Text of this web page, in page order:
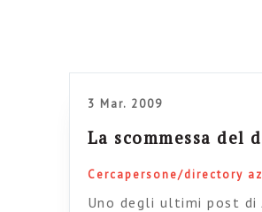
3 Mar. 2009
La scommessa del
Cercapersone/directory
Uno degli ultimi post di